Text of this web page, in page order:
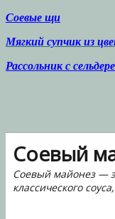
Соевые щи
Мягкий супчик из
Рассольник с
Соевый
Соевый майонез —
классического